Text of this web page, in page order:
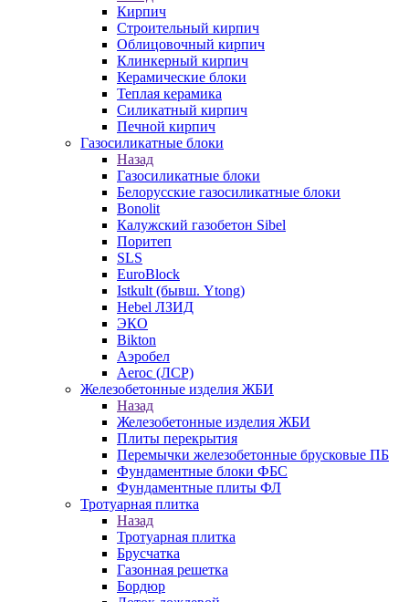
Кирпич
Строительный кирпич
Облицовочный кирпич
Клинкерный кирпич
Керамические блоки
Теплая керамика
Силикатный кирпич
Печной кирпич
Газосиликатные блоки
Назад
Газосиликатные блоки
Белорусские газосиликатные блоки
Bonolit
Калужский газобетон Sibel
Поритеп
SLS
EuroBlock
Istkult (бывш. Ytong)
Hebel ЛЗИД
ЭКО
Bikton
Аэробел
Aeroc (ЛСР)
Железобетонные изделия ЖБИ
Назад
Железобетонные изделия ЖБИ
Плиты перекрытия
Перемычки железобетонные брусковые ПБ
Фундаментные блоки ФБС
Фундаментные плиты ФЛ
Тротуарная плитка
Назад
Тротуарная плитка
Брусчатка
Газонная решетка
Бордюр